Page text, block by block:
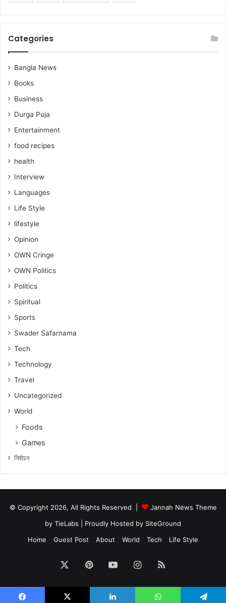
Categories
Bangla News
Books
Business
Durga Puja
Entertainment
food recipes
health
Interview
Languages
Life Style
lifestyle
Opinion
OWN Cringe
OWN Politics
Politics
Spiritual
Sports
Swader Safarnama
Tech
Technology
Travel
Uncategorized
World
Foods
Games
নিৰ্বাচন
© Copyright 2026, All Rights Reserved |
Jannah News Theme
by TieLabs | Proudly Hosted by SiteGround
Home
Guest Post About World Tech Life Style
PinterestYouTubeInstagram